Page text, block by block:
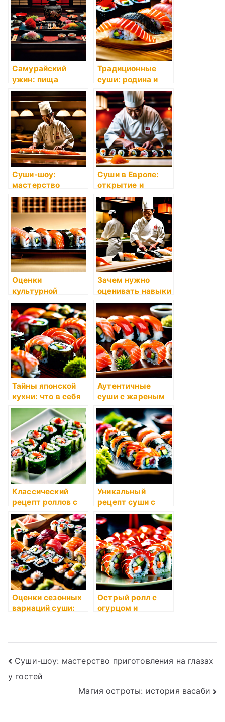
Самурайский
ужин: пища
сильных духом
Традиционные
суши: родина и
достоинства
Суши-шоу:
мастерство
приготовления на
глазах у гостей
Суши в Европе:
открытие и
популяризация
Оценки
культурной
значимости суши
в Японии и за
рубежом
Зачем нужно
оценивать навыки
сушистов и как
это делается?
Тайны японской
кухни: что в себя
заключают суши?
Аутентичные
суши с жареным
лососем и спайси
соусом
Классический
рецепт роллов с
огурцом и
крабовыми
палочками
Уникальный
рецепт суши с
окунем и авокадо
Оценки сезонных
вариаций суши:
Острый ролл с
огурцом и
Навигация
по
записям
Суши-шоу: мастерство приготовления на глазах
у гостей
Магия остроты: история васаби